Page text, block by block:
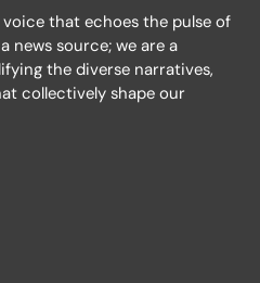
that echoes the pulse of
news source; we are a
the diverse narratives,
collectively shape our